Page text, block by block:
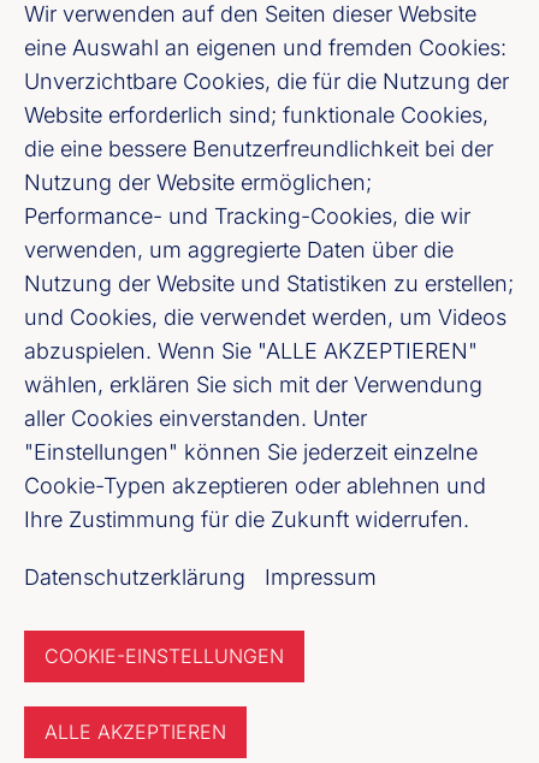
Wir verwenden auf den Seiten dieser Website
eine Auswahl an eigenen und fremden Cookies:
Unverzichtbare Cookies, die für die Nutzung der
Website erforderlich sind; funktionale Cookies,
die eine bessere Benutzerfreundlichkeit bei der
Nutzung der Website ermöglichen;
Performance- und Tracking-Cookies, die wir
verwenden, um aggregierte Daten über die
Nutzung der Website und Statistiken zu erstellen;
und Cookies, die verwendet werden, um Videos
abzuspielen. Wenn Sie "ALLE AKZEPTIEREN"
wählen, erklären Sie sich mit der Verwendung
aller Cookies einverstanden. Unter
"Einstellungen" können Sie jederzeit einzelne
Cookie-Typen akzeptieren oder ablehnen und
Ihre Zustimmung für die Zukunft widerrufen.
Datenschutzerklärung Impressum
COOKIE-EINSTELLUNGEN
ALLE AKZEPTIEREN
Fußzeile (Bankenverband)
Impressum
LinkedIn
Youtube
Cookie-Einstellungen
Datenschutz
Unser Newsletter Angebot
Jetzt anmelden